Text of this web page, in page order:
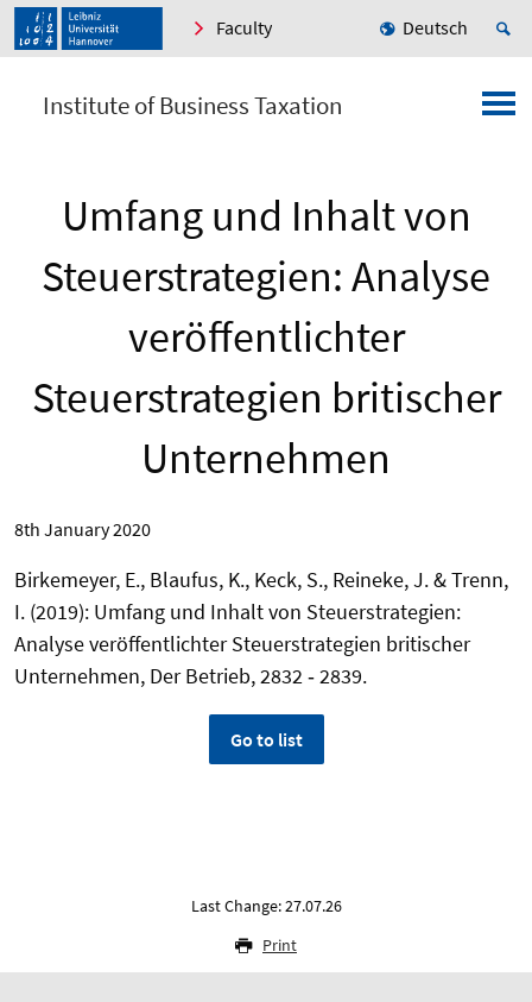
Faculty Deutsch
Institute of Business Taxation
Umfang und Inhalt von
Steuerstrategien: Analyse
veröffentlichter
Steuerstrategien britischer
Unternehmen
8th January 2020
Birkemeyer, E., Blaufus, K., Keck, S., Reineke, J. & Trenn,
I. (2019): Umfang und Inhalt von Steuerstrategien:
Analyse veröffentlichter Steuerstrategien britischer
Unternehmen, Der Betrieb, 2832 ‑ 2839.
Go to list
Last Change: 27.07.26
Print